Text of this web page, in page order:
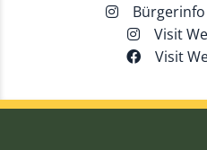
Visit
Visit